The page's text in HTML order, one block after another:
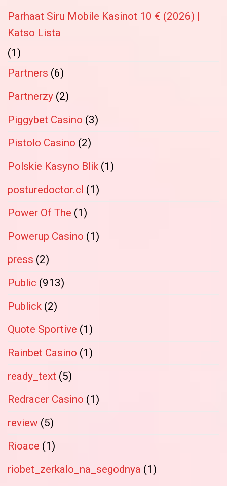
Parhaat Siru Mobile Kasinot 10 € (2026) |
Katso Lista
(1)
Partners (6)
Partnerzy (2)
Piggybet Casino (3)
Pistolo Casino (2)
Polskie Kasyno Blik (1)
posturedoctor.cl (1)
Power Of The (1)
Powerup Casino (1)
press (2)
Public (913)
Publick (2)
Quote Sportive (1)
Rainbet Casino (1)
ready_text (5)
Redracer Casino (1)
review (5)
Rioace (1)
riobet_zerkalo_na_segodnya (1)